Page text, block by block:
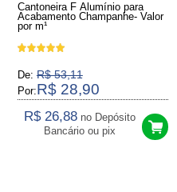
Cantoneira F Alumínio para
Acabamento Champanhe- Valor
por m¹
De: R$ 53,11
Por:R$ 28,90
R$ 26,88 no Depósito
Bancário ou pix